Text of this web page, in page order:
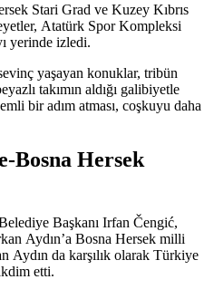
Stari Grad ve Kuzey Kıbrıs
Atatürk Spor Kompleksi
yerinde izledi.
yaşayan konuklar, tribün
takımın aldığı galibiyetle
bir adım atması, coşkuyu daha
Bosna Hersek
Başkanı Irfan Čengić,
Aydın’a Bosna Hersek milli
Aydın da karşılık olarak Türkiye
etti.